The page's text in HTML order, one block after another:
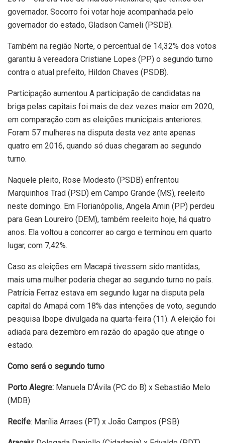
governador. Socorro foi votar hoje acompanhada pelo
governador do estado, Gladson Cameli (PSDB).
Também na região Norte, o percentual de 14,32% dos votos
garantiu à vereadora Cristiane Lopes (PP) o segundo turno
contra o atual prefeito, Hildon Chaves (PSDB).
Participação aumentou A participação de candidatas na
briga pelas capitais foi mais de dez vezes maior em 2020,
em comparação com as eleições municipais anteriores.
Foram 57 mulheres na disputa desta vez ante apenas
quatro em 2016, quando só duas chegaram ao segundo
turno.
Naquele pleito, Rose Modesto (PSDB) enfrentou
Marquinhos Trad (PSD) em Campo Grande (MS), reeleito
neste domingo. Em Florianópolis, Angela Amin (PP) perdeu
para Gean Loureiro (DEM), também reeleito hoje, há quatro
anos. Ela voltou a concorrer ao cargo e terminou em quarto
lugar, com 7,42%.
Caso as eleições em Macapá tivessem sido mantidas,
mais uma mulher poderia chegar ao segundo turno no país.
Patrícia Ferraz estava em segundo lugar na disputa pela
capital do Amapá com 18% das intenções de voto, segundo
pesquisa Ibope divulgada na quarta-feira (11). A eleição foi
adiada para dezembro em razão do apagão que atinge o
estado.
Como será o segundo turno
Porto Alegre: Manuela D’Ávila (PC do B) x Sebastião Melo
(MDB)
Recife: Marília Arraes (PT) x João Campos (PSB)